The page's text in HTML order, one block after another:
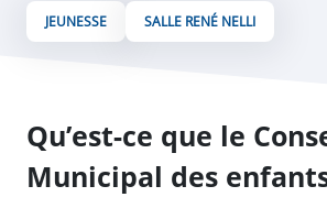
JEUNESSE SALLE RENÉ NELLI
Qu’est-ce que le
Municipal des